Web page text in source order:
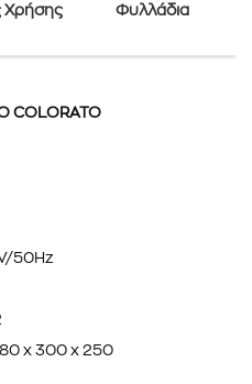
Χρήσης Φυλλάδια
COLORATO
50Hz
x 300 x 250